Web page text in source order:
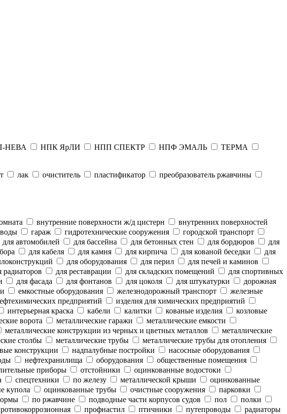
НЕВА НПК ЯрЛИ НПП СПЕКТР НПФ ЭМАЛЬ
ТЕРМА
лак очиститель пластификатор
преобразователь ржавчины
внутренние поверхности ж/д цистерн
внутренних поверхностей
гараж гидротехнические сооружения
городской транспорт
для автомобилей для бассейна для бетонных стен для бордюров
для
для кабеля для камня для кирпича для кованой беседки
для
для оборудования для перил
для печей и каминов
радиаторов для реставрации для складских помещений
для спортивных
для фасада для фонтанов для цоколя для штукатурки
дорожная
емкостные оборудования железнодорожный транспорт
железные
предприятий
изделия для химических предприятий
интерьерная краска кабели калитки кованые изделия
козловые
ворота металлические гаражи
металлические емкости
металлические конструкции из черных и цветных металлов
металлические
столбы металлические трубы
металлические трубы для отопления
конструкции надпалубные постройки
насосные оборудования
нефтехранилища оборудования
общественные помещения
приборы отстойники
оцинкованные водостоки
спецтехники по железу металлической крыши
оцинкованные
купола оцинкованные трубы очистные сооружения
парковки
по ржавчине подводные части корпусов судов пол
полки
профнастил птичники путепроводы
радиаторы